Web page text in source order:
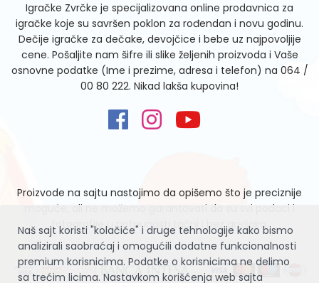
Naš sajt koristi "kolačiće" i druge tehnologije kako bismo
analizirali saobraćaj i omogućili dodatne funkcionalnosti
premium korisnicima. Podatke o korisnicima ne delimo
sa trećim licima. Nastavkom korišćenja web sajta
Igračke Zvrčke je specijalizovana online prodavnica za
igračke koje su savršen poklon za rođendan i novu godinu.
Dečije igračke za dečake, devojčice i bebe uz najpovoljije
cene. Pošaljite nam šifre ili slike željenih proizvoda i Vaše
osnovne podatke (Ime i prezime, adresa i telefon) na 064 /
00 80 222. Nikad lakša kupovina!
Proizvode na sajtu nastojimo da opišemo što je preciznije
moguće, ali ne možemo garantovati da su svi podaci i
fotografije u potpunosti tačni i bez grešaka.